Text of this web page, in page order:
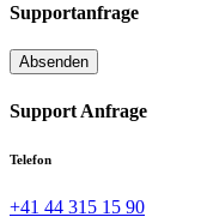
Supportanfrage
Support Anfrage
Telefon
+41 44 315 15 90